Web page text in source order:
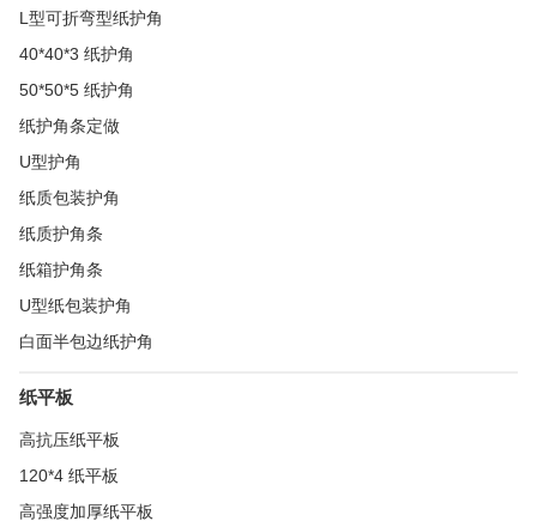
L型可折弯型纸护角
40*40*3 纸护角
50*50*5 纸护角
纸护角条定做
U型护角
纸质包装护角
纸质护角条
纸箱护角条
U型纸包装护角
白面半包边纸护角
纸平板
高抗压纸平板
120*4 纸平板
高强度加厚纸平板